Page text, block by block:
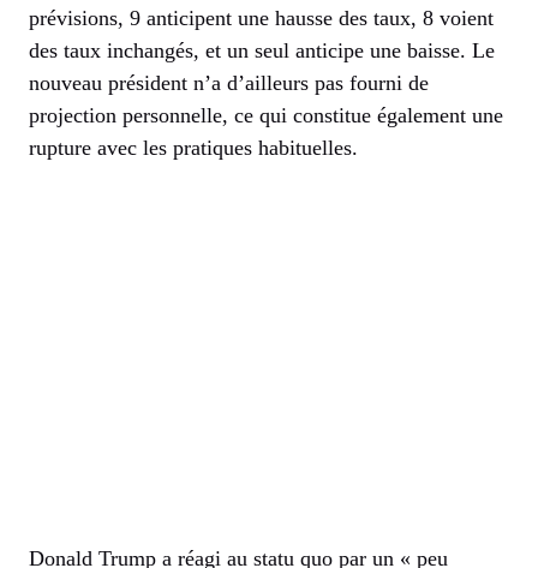
prévisions, 9 anticipent une hausse des taux, 8 voient
des taux inchangés, et un seul anticipe une baisse. Le
nouveau président n’a d’ailleurs pas fourni de
projection personnelle, ce qui constitue également une
rupture avec les pratiques habituelles.
Donald Trump a réagi au statu quo par un « peu